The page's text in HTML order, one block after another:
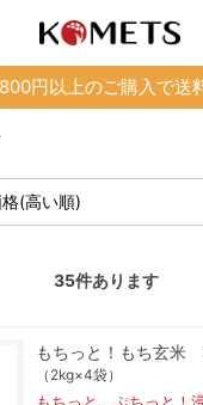
円以上のご購入で送
35件あります
もちっと！もち玄
（2kg×4袋）